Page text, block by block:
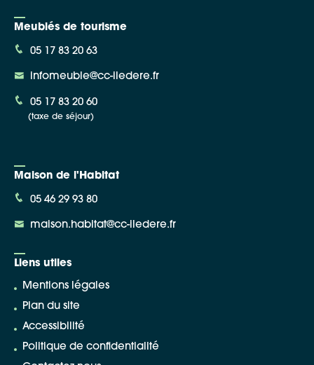
Meublés de tourisme
05 17 83 20 63
infomeuble@cc-iledere.fr
05 17 83 20 60
(taxe de séjour)
Maison de l'Habitat
05 46 29 93 80
maison.habitat@cc-iledere.fr
Liens utiles
Mentions légales
Plan du site
Accessibilité
Politique de confidentialité